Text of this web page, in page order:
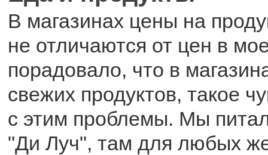
В магазинах цены на
не отличаются от цен в
порадовало, что в
свежих продуктов, такое
с этим проблемы. Мы
"Ди Луч", там для любых